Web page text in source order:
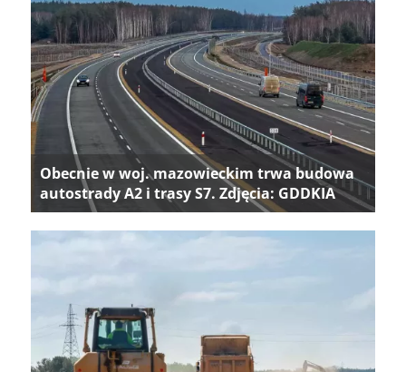
Obecnie w woj. mazowieckim trwa budowa
autostrady A2 i trasy S7. Zdjęcia: GDDKIA